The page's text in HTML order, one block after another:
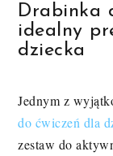
Drabinka
idealny
dziecka
Jednym z
do ćwiczeń dla
zestaw do